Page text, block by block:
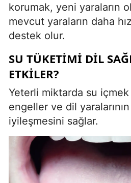
korumak, yeni yaraların
mevcut yaraların daha
destek olur.
SU TÜKETIMI DIL
ETKILER?
Yeterli miktarda su
engeller ve dil
iyileşmesini sağlar.